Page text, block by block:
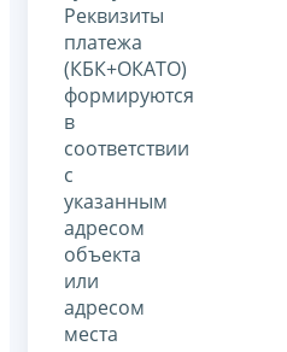
Реквизиты
платежа
(КБК+ОКАТО)
формируются
в
соответствии
с
указанным
адресом
объекта
или
адресом
места